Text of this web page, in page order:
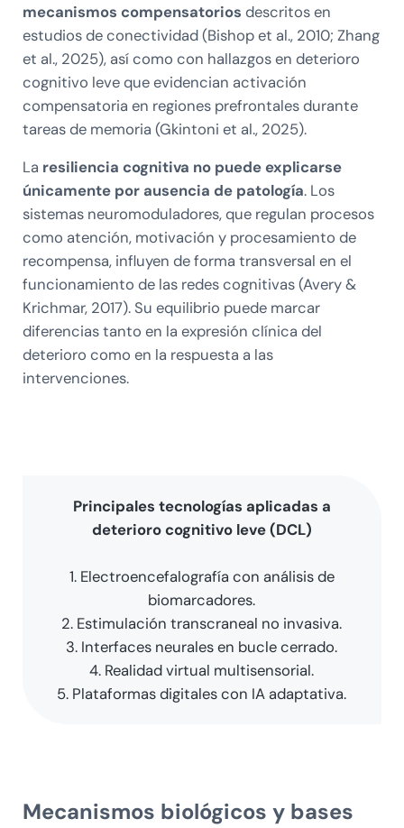
mecanismos compensatorios descritos en
estudios de conectividad (Bishop et al., 2010; Zhang
et al., 2025), así como con hallazgos en deterioro
cognitivo leve que evidencian activación
compensatoria en regiones prefrontales durante
tareas de memoria (Gkintoni et al., 2025).
La resiliencia cognitiva no puede explicarse
únicamente por ausencia de patología. Los
sistemas neuromoduladores, que regulan procesos
como atención, motivación y procesamiento de
recompensa, influyen de forma transversal en el
funcionamiento de las redes cognitivas (Avery &
Krichmar, 2017). Su equilibrio puede marcar
diferencias tanto en la expresión clínica del
deterioro como en la respuesta a las
intervenciones.
Principales tecnologías aplicadas a
deterioro cognitivo leve (DCL)
1. Electroencefalografía con análisis de
biomarcadores.
2. Estimulación transcraneal no invasiva.
3. Interfaces neurales en bucle cerrado.
4. Realidad virtual multisensorial.
5. Plataformas digitales con IA adaptativa.
Mecanismos biológicos y bases